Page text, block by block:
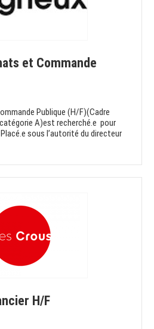
et Commande
Publique (H/F)(Cadre
A)est recherché.e pour
sous l’autorité du directeur
H/F